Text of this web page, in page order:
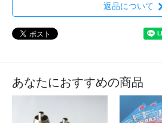
返品について
あなたにおすすめの商品